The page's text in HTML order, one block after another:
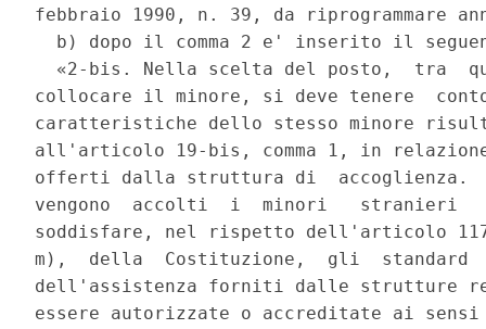
febbraio 1990, n. 39, da riprogrammare
b) dopo il comma 2 e' inserito il
«2-bis. Nella scelta del posto,  tra
collocare il minore, si deve tenere
caratteristiche dello stesso minore
all'articolo 19-bis, comma 1, in
offerti dalla struttura di  accoglienza.
vengono  accolti  i  minori   stranieri
soddisfare, nel rispetto dell'articolo
m),  della  Costituzione,  gli
dell'assistenza forniti dalle strutture
essere autorizzate o accreditate ai